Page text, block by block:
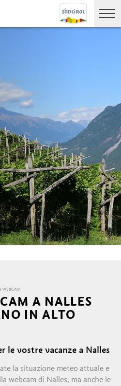
WEBCAM
A NALLES
IN ALTO
le vostre vacanze a Nalles
la situazione meteo attuale e
webcam di Nalles, ma anche le